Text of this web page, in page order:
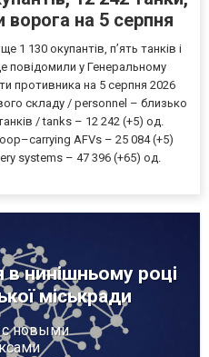
на 5 серпня
1 130 окупантів, пʼять танків і
повідомили у Генеральному
противника на 5 серпня 2026
складу / personnel – близько
/ tanks – 12 242 (+5) од.
AFVs – 25 084 (+5)
systems – 47 396 (+65) од.
в нинішньому році
міськради
с новыми